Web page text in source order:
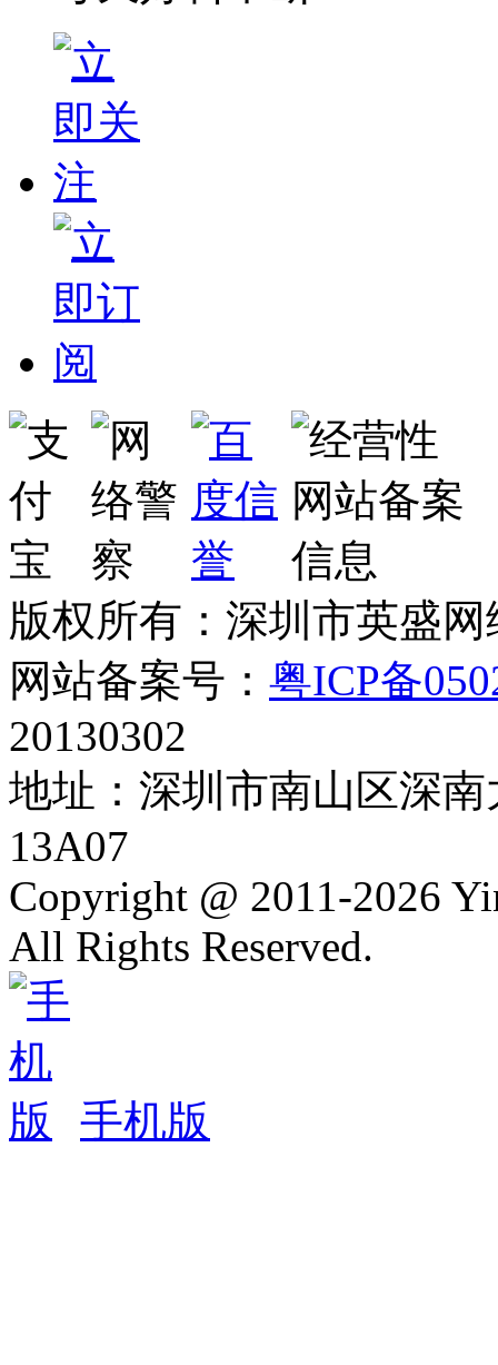
版权所有：深圳市英盛
网站备案号： 粤ICP备
20130302
地址：深圳市南山区深
13A07
Copyright @ 2011-2026
All Rights Reserved.
手机版